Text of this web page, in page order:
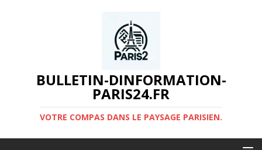
BULLETIN-DINFORMATION-
PARIS24.FR
VOTRE COMPAS DANS LE PAYSAGE PARISIEN.